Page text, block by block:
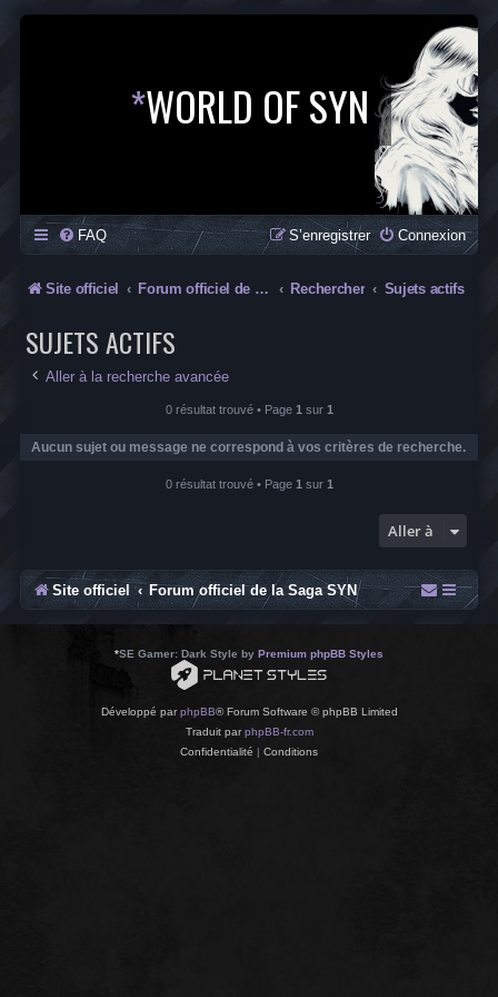
*WORLD OF SYN
FAQ Connexion
S’enregistrer
Site officiel Forum officiel de la Saga SYN Rechercher Sujets actifs
SUJETS ACTIFS
Aller à la recherche avancée
0 résultat trouvé • Page 1 sur 1
Aucun sujet ou message ne correspond à vos critères de recherche.
0 résultat trouvé • Page 1 sur 1
Aller à
Site officiel Forum officiel de la Saga SYN
*SE Gamer: Dark Style by Premium phpBB Styles
Développé parphpBB® Forum Software © phpBB Limited
Traduit parphpBB-fr.com
Confidentialité | Conditions